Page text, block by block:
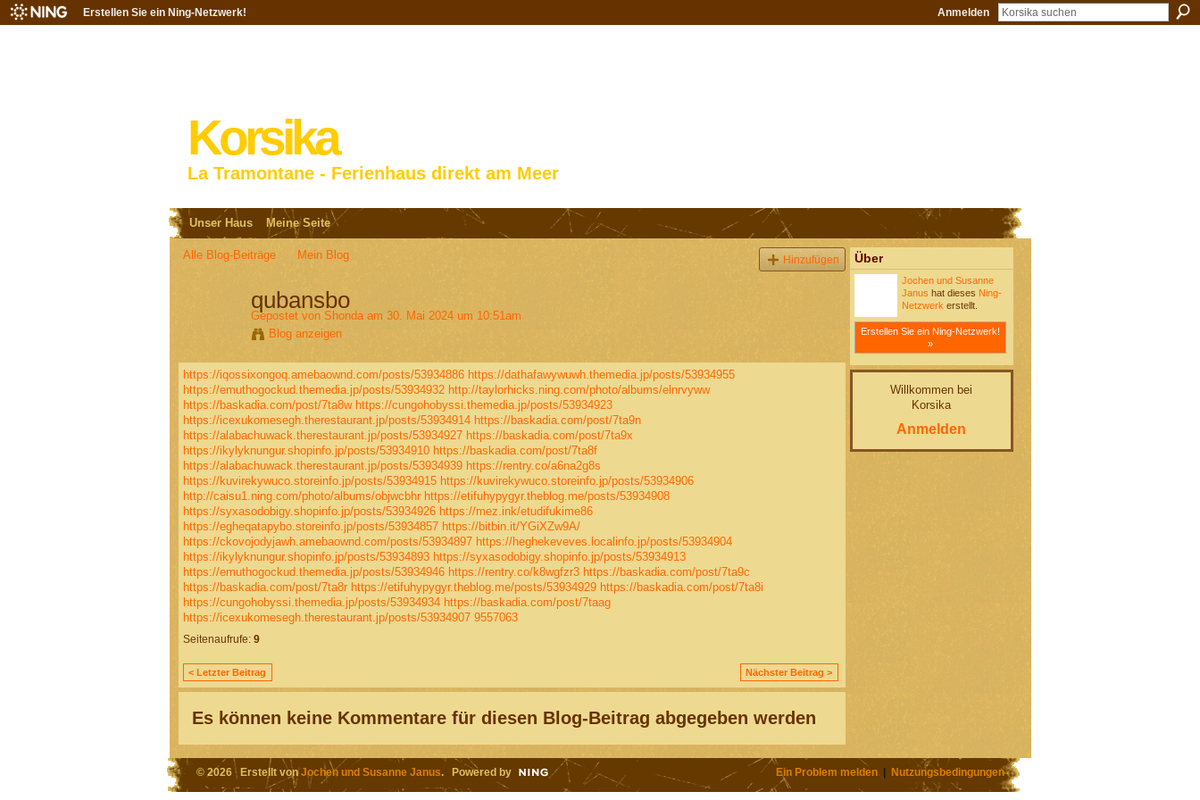
Erstellen Sie ein Ning-Netzwerk! Anmelden
Korsika
La Tramontane - Ferienhaus direkt am Meer
Unser Haus Meine Seite
Alle Blog-Beiträge Mein Blog Hinzufügen
qubansbo
Gepostet von Shondaam 30. Mai 2024 um 10:51am
Blog anzeigen
https://iqossixongoq.amebaownd.com/posts/53934886 https://dathafawywuwh.themedia.jp/posts/53934955
https://emuthogockud.themedia.jp/posts/53934932 http://taylorhicks.ning.com/photo/albums/elnrvyww
https://baskadia.com/post/7ta8w https://cungohobyssi.themedia.jp/posts/53934923
https://icexukomesegh.therestaurant.jp/posts/53934914 https://baskadia.com/post/7ta9n
https://alabachuwack.therestaurant.jp/posts/53934927 https://baskadia.com/post/7ta9x
https://ikylyknungur.shopinfo.jp/posts/53934910 https://baskadia.com/post/7ta8f
https://alabachuwack.therestaurant.jp/posts/53934939 https://rentry.co/a6na2g8s
https://kuvirekywuco.storeinfo.jp/posts/53934915 https://kuvirekywuco.storeinfo.jp/posts/53934906
http://caisu1.ning.com/photo/albums/objwcbhr https://etifuhypygyr.theblog.me/posts/53934908
https://syxasodobigy.shopinfo.jp/posts/53934926 https://mez.ink/etudifukime86
https://egheqatapybo.storeinfo.jp/posts/53934857 https://bitbin.it/YGiXZw9A/
https://ckovojodyjawh.amebaownd.com/posts/53934897 https://heghekeveves.localinfo.jp/posts/53934904
https://ikylyknungur.shopinfo.jp/posts/53934893 https://syxasodobigy.shopinfo.jp/posts/53934913
https://emuthogockud.themedia.jp/posts/53934946 https://rentry.co/k8wgfzr3 https://baskadia.com/post/7ta9c
https://baskadia.com/post/7ta8r https://etifuhypygyr.theblog.me/posts/53934929 https://baskadia.com/post/7ta8i
https://cungohobyssi.themedia.jp/posts/53934934 https://baskadia.com/post/7taag
https://icexukomesegh.therestaurant.jp/posts/53934907 9557063
Seitenaufrufe: 9
< Letzter Beitrag Nächster Beitrag >
Es können keine Kommentare für diesen Blog-Beitrag abgegeben werden
Über
Jochen und Susanne
Janus hat dieses Ning-
Netzwerk erstellt.
Erstellen Sie ein Ning-Netzwerk!
»
Willkommen bei
Korsika
Anmelden
© 2026 Erstellt vonJochen und Susanne Janus. Powered by Ein Problem melden| Nutzungsbedingungen